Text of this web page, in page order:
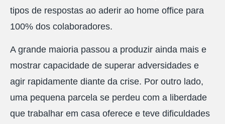
tipos de respostas ao aderir ao home office para
100% dos colaboradores.
A grande maioria passou a produzir ainda mais e
mostrar capacidade de superar adversidades e
agir rapidamente diante da crise. Por outro lado,
uma pequena parcela se perdeu com a liberdade
que trabalhar em casa oferece e teve dificuldades